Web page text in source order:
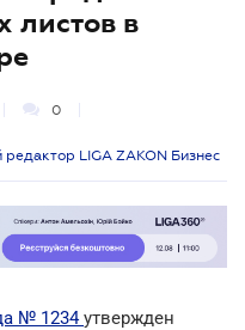
листов в
0
LIGA ZAKON Бизнес
№ 1234утвержден